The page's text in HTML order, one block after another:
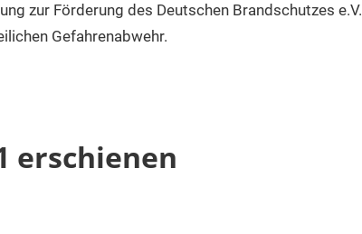
zur Förderung des Deutschen Brandschutzes e.V.
Gefahrenabwehr.
erschienen